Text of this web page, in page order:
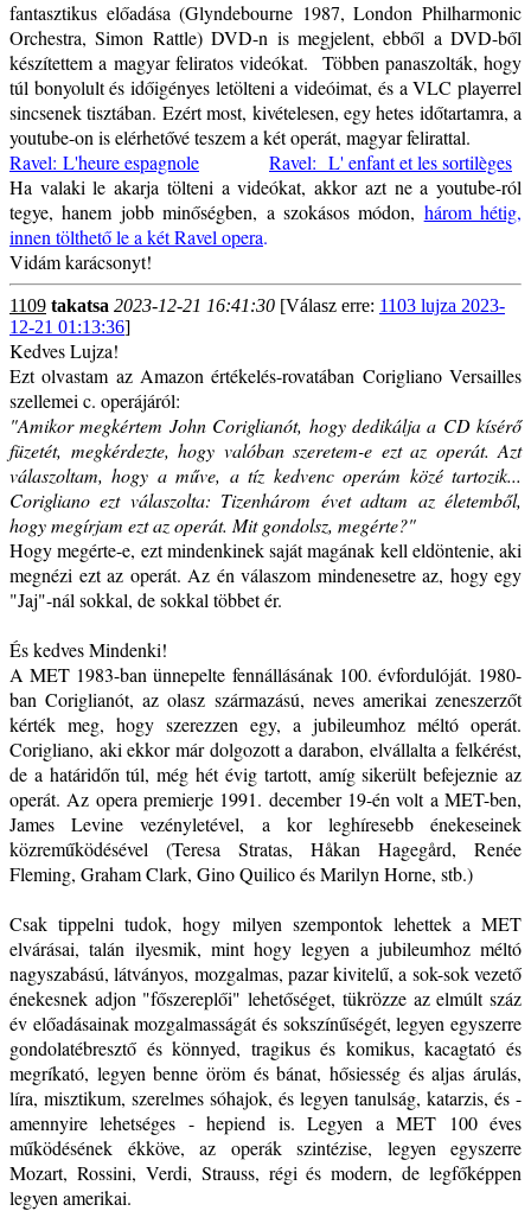
fantasztikus előadása (Glyndebourne 1987, London Philharmonic
Orchestra, Simon Rattle) DVD-n is megjelent, ebből a DVD-ből
készítettem a magyar feliratos videókat. Többen panaszolták, hogy
túl bonyolult és időigényes letölteni a videóimat, és a VLC playerrel
sincsenek tisztában. Ezért most, kivételesen, egy hetes időtartamra, a
youtube-on is elérhetővé teszem a két operát, magyar felirattal.
Ravel: L'heure espagnole
Ravel: L' enfant et les sortilèges
Ha valaki le akarja tölteni a videókat, akkor azt ne a youtube-ról
tegye, hanem jobb minőségben, a szokásos módon, három hétig,
innen tölthető le a két Ravel opera.
Vidám karácsonyt!
1109 takatsa 2023-12-21 16:41:30 [Válasz erre: 1103 lujza 2023-
12-21 01:13:36]
Kedves Lujza!
Ezt olvastam az Amazon értékelés-rovatában Corigliano Versailles
szellemei c. operájáról:
"Amikor megkértem John Coriglianót, hogy dedikálja a CD kísérő
füzetét, megkérdezte, hogy valóban szeretem-e ezt az operát. Azt
válaszoltam, hogy a műve, a tíz kedvenc operám közé tartozik...
Corigliano ezt válaszolta: Tizenhárom évet adtam az életemből,
hogy megírjam ezt az operát. Mit gondolsz, megérte?"
Hogy megérte-e, ezt mindenkinek saját magának kell eldöntenie, aki
megnézi ezt az operát. Az én válaszom mindenesetre az, hogy egy
"Jaj"-nál sokkal, de sokkal többet ér.
És kedves Mindenki!
A MET 1983-ban ünnepelte fennállásának 100. évfordulóját. 1980-
ban Coriglianót, az olasz származású, neves amerikai zeneszerzőt
kérték meg, hogy szerezzen egy, a jubileumhoz méltó operát.
Corigliano, aki ekkor már dolgozott a darabon, elvállalta a felkérést,
de a határidőn túl, még hét évig tartott, amíg sikerült befejeznie az
operát. Az opera premierje 1991. december 19-én volt a MET-ben,
James Levine vezényletével, a kor leghíresebb énekeseinek
közreműködésével (Teresa Stratas, Håkan Hagegård, Renée
Fleming, Graham Clark, Gino Quilico és Marilyn Horne, stb.)
Csak tippelni tudok, hogy milyen szempontok lehettek a MET
elvárásai, talán ilyesmik, mint hogy legyen a jubileumhoz méltó
nagyszabású, látványos, mozgalmas, pazar kivitelű, a sok-sok vezető
énekesnek adjon "főszereplői" lehetőséget, tükrözze az elmúlt száz
év előadásainak mozgalmasságát és sokszínűségét, legyen egyszerre
gondolatébresztő és könnyed, tragikus és komikus, kacagtató és
megríkató, legyen benne öröm és bánat, hősiesség és aljas árulás,
líra, misztikum, szerelmes sóhajok, és legyen tanulság, katarzis, és -
amennyire lehetséges - hepiend is. Legyen a MET 100 éves
működésének ékköve, az operák szintézise, legyen egyszerre
Mozart, Rossini, Verdi, Strauss, régi és modern, de legfőképpen
legyen amerikai.